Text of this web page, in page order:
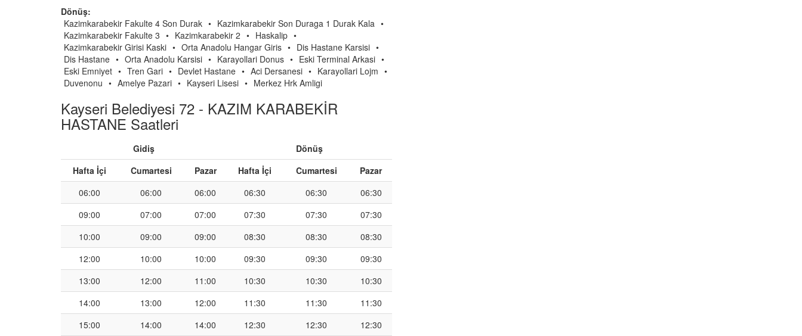
Dönüş:
Kazimkarabekir Fakulte 4 Son Durak • Kazimkarabekir Son Duraga 1 Durak Kala •
Kazimkarabekir Fakulte 3 • Kazimkarabekir 2 • Haskalip •
Kazimkarabekir Girisi Kaski • Orta Anadolu Hangar Giris • Dis Hastane Karsisi •
Dis Hastane • Orta Anadolu Karsisi • Karayollari Donus • Eski Terminal Arkasi •
Eski Emniyet • Tren Gari • Devlet Hastane • Aci Dersanesi • Karayollari Lojm •
Duvenonu • Amelye Pazari • Kayseri Lisesi • Merkez Hrk Amligi
Kayseri Belediyesi 72 - KAZIM KARABEKİR
HASTANE Saatleri
Gidiş
Dönüş
Hafta İçi
Cumartesi Pazar Hafta İçi Cumartesi
Pazar
06:00
06:00 06:00 06:30 06:30
06:30
09:00
07:00 07:00 07:30 07:30
07:30
10:00
09:00 09:00 08:30 08:30
08:30
12:00
10:00 10:00 09:30 09:30
09:30
13:00
12:00 11:00 10:30 10:30
10:30
14:00
13:00 12:00 11:30 11:30
11:30
15:00
14:00 14:00 12:30 12:30
12:30